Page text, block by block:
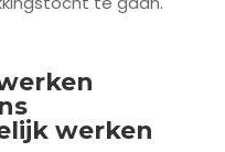
werken